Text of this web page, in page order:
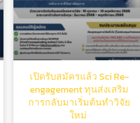
เปิดรับสมัครแล้ว Sci Re-
engagement ทุนส่งเสริม
การกลับมาเริ่มต้นทําวิจัย
ใหม่